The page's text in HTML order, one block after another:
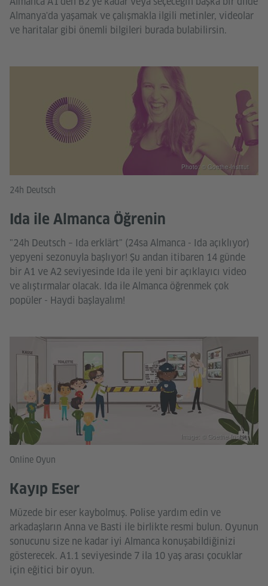
Almanya'da yaşamak ve çalışmakla ilgili metinler, videolar
ve haritalar gibi önemli bilgileri burada bulabilirsin.
24h Deutsch
Ida ile Almanca Öğrenin
"24h Deutsch – Ida erklärt" (24sa Almanca - Ida açıklıyor)
yepyeni sezonuyla başlıyor! Şu andan itibaren 14 günde
bir A1 ve A2 seviyesinde Ida ile yeni bir açıklayıcı video
ve alıştırmalar olacak. Ida ile Almanca öğrenmek çok
popüler - Haydi başlayalım!
Photo: © Goethe-Institut
Online Oyun
Kayıp Eser
Müzede bir eser kaybolmuş. Polise yardım edin ve
arkadaşların Anna ve Basti ile birlikte resmi bulun. Oyunun
sonucunu size ne kadar iyi Almanca konuşabildiğinizi
gösterecek. A1.1 seviyesinde 7 ila 10 yaş arası çocuklar
için eğitici bir oyun.
Image: © Goethe-Institut